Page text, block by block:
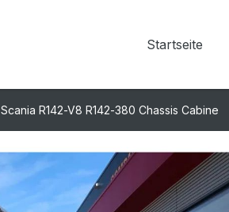
Startseite
Scania R142-V8 R142-380 Chassis Cabine